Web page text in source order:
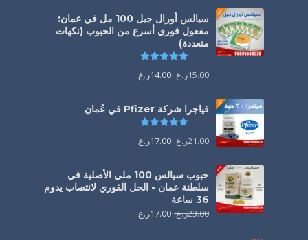
سيالس أورال جيل 100 مل في عمان:
مفعول فوري أسرع من الحبوب (نكهات
متعددة)
15.00ر.ع. 14.00ر.ع.
فياجرا شركة Pfizer في عُمان
21.00ر.ع. 17.00ر.ع.
حبوب سيالس 100 ملي الأصلية في
سلطنة عمان - الحل الفوري لانتصاب يدوم
36 ساعة
23.00ر.ع. 17.00ر.ع.